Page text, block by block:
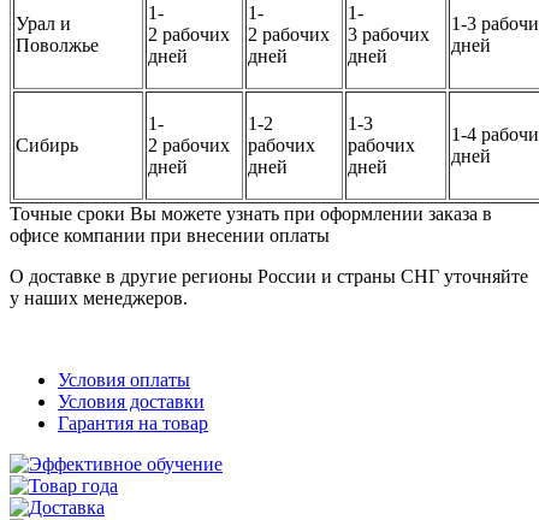
Урал и
Поволжье
1-
2 рабочих
дней
1-
2 рабочих
дней
1-
3 рабочих
дней
1-3
дней
Сибирь
1-
2 рабочих
дней
1-2
рабочих
дней
1-3
рабочих
дней
1-4
дней
Точные сроки Вы можете узнать при оформлении заказа в
офисе компании при внесении оплаты
О доставке в другие регионы России и страны СНГ уточняйте
у наших менеджеров.
Условия оплаты
Условия доставки
Гарантия на товар